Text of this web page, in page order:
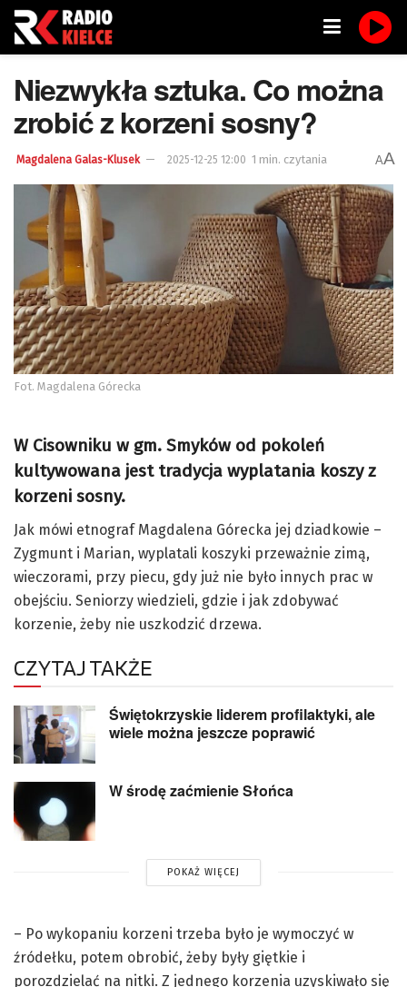
Niezwykła sztuka. Co można
zrobić z korzeni sosny?
Magdalena Galas-Klusek 2025-12-25 12:00 1 min. czytania AA
Fot. Magdalena Górecka
W Cisowniku w gm. Smyków od pokoleń
kultywowana jest tradycja wyplatania koszy z
korzeni sosny.
Jak mówi etnograf Magdalena Górecka jej dziadkowie –
Zygmunt i Marian, wyplatali koszyki przeważnie zimą,
wieczorami, przy piecu, gdy już nie było innych prac w
obejściu. Seniorzy wiedzieli, gdzie i jak zdobywać
korzenie, żeby nie uszkodzić drzewa.
CZYTAJ TAKŻE
Świętokrzyskie liderem profilaktyki, ale
wiele można jeszcze poprawić
W środę zaćmienie Słońca
POKAŻ WIĘCEJ
– Po wykopaniu korzeni trzeba było je wymoczyć w
źródełku, potem obrobić, żeby były giętkie i
porozdzielać na nitki. Z jednego korzenia uzyskiwało się